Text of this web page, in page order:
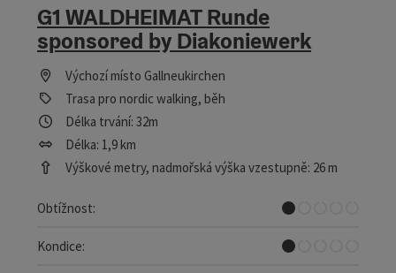
G1 WALDHEIMAT Runde
sponsored by Diakoniewerk
Výchozí místo Gallneukirchen
Trasa pro nordic walking, běh
Délka trvání: 32m
Délka: 1,9 km
Výškové metry, nadmořská výška vzestupně: 26 m
Obtížnost:
Velmi lehký, -á, -é
Kondice:
Velmi lehký, -á, -é